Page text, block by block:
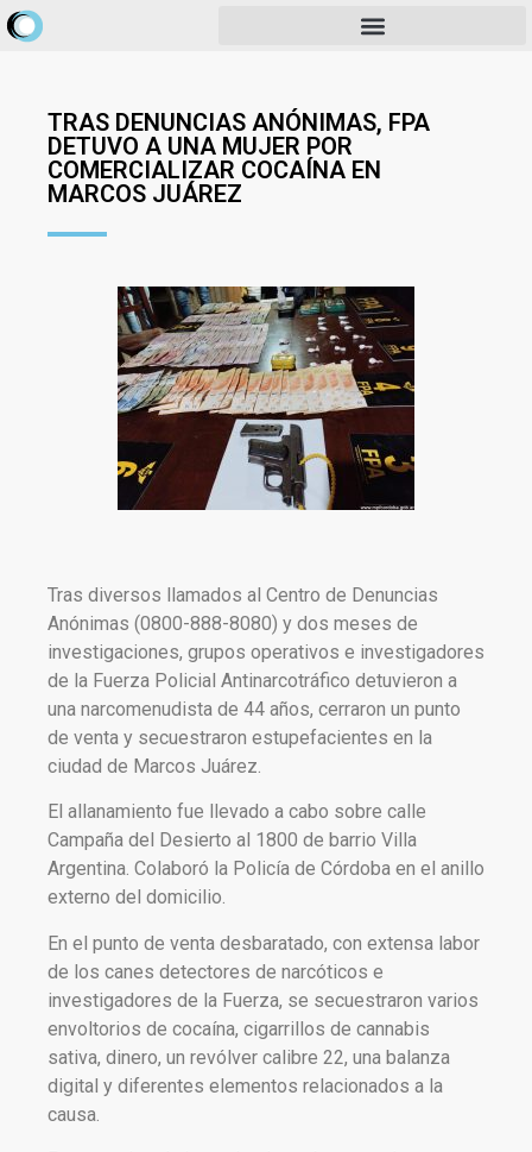
TRAS DENUNCIAS ANÓNIMAS, FPA
DETUVO A UNA MUJER POR
COMERCIALIZAR COCAÍNA EN
MARCOS JUÁREZ
Tras diversos llamados al Centro de Denuncias
Anónimas (0800-888-8080) y dos meses de
investigaciones, grupos operativos e investigadores
de la Fuerza Policial Antinarcotráfico detuvieron a
una narcomenudista de 44 años, cerraron un punto
de venta y secuestraron estupefacientes en la
ciudad de Marcos Juárez.
El allanamiento fue llevado a cabo sobre calle
Campaña del Desierto al 1800 de barrio Villa
Argentina. Colaboró la Policía de Córdoba en el anillo
externo del domicilio.
En el punto de venta desbaratado, con extensa labor
de los canes detectores de narcóticos e
investigadores de la Fuerza, se secuestraron varios
envoltorios de cocaína, cigarrillos de cannabis
sativa, dinero, un revólver calibre 22, una balanza
digital y diferentes elementos relacionados a la
causa.